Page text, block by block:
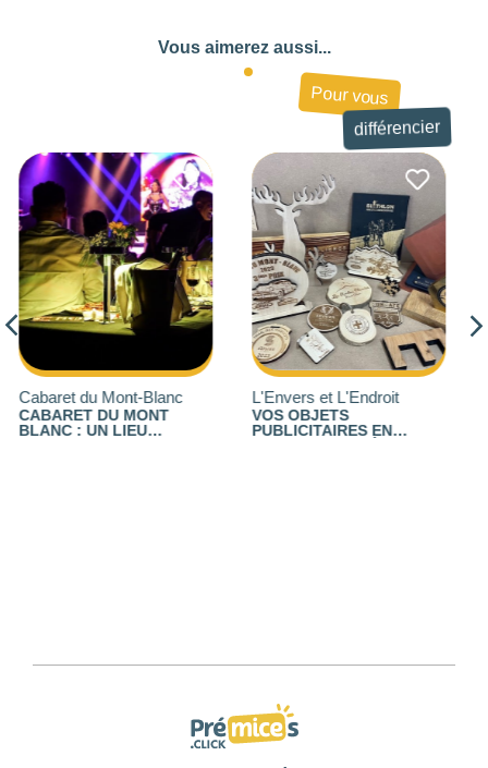
Vous aimerez aussi...
Pour vous
différencier
L'Envers et L'Endroit
VOS OBJETS
PUBLICITAIRES EN
Altipik
UN SÉMINAIRE DANS UN
TIPI